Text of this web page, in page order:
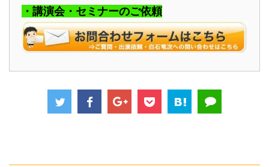
・講演会・セミナーのご依頼